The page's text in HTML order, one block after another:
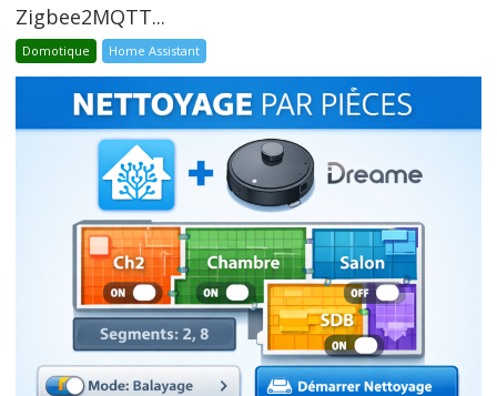
Zigbee2MQTT...
Domotique Home Assistant